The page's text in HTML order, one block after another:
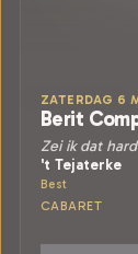
ZATERDAG 6
Berit
Zei ik dat
't Tejaterke
Best
CABARET